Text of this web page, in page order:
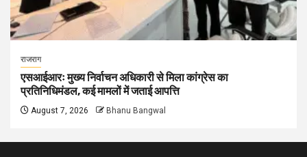
राजराग
एसआईआरः मुख्य निर्वाचन अधिकारी से मिला कांग्रेस का
प्रतिनिधिमंडल, कई मामलों में जताई आपत्ति
August 7, 2026 Bhanu Bangwal